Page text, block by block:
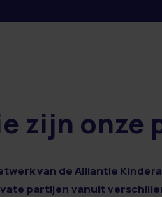
zijn onze
van de Alliantie
partijen vanuit